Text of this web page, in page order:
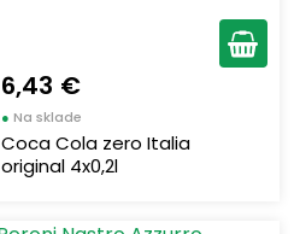
6,43 €
● Na sklade
Coca Cola zero Italia
original 4x0,2l